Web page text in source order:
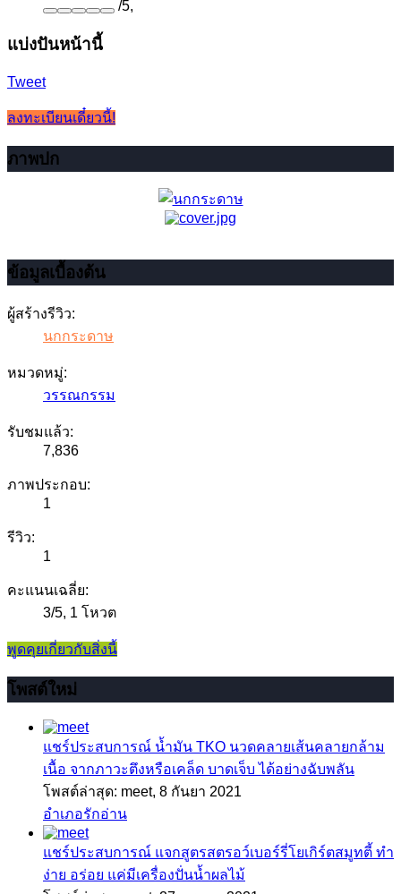
/5,
แบ่งปันหน้านี้
Tweet
ลงทะเบียนเดี๋ยวนี้!
ภาพปก
ข้อมูลเบื้องต้น
ผู้สร้างรีวิว:
นกกระดาษ
หมวดหมู่:
วรรณกรรม
รับชมแล้ว:
7,836
ภาพประกอบ:
1
รีวิว:
1
คะแนนเฉลี่ย:
3/5, 1 โหวต
พูดคุยเกี่ยวกับสิ่งนี้
โพสต์ใหม่
แชร์ประสบการณ์ น้ำมัน TKO นวดคลายเส้นคลายกล้าม
เนื้อ จากภาวะตึงหรือเคล็ด บาดเจ็บ ได้อย่างฉับพลัน
โพสต์ล่าสุด: meet, 8 กันยา 2021
อำเภอรักอ่าน
แชร์ประสบการณ์ แจกสูตรสตรอว์เบอร์รี่โยเกิร์ตสมูทตี้ ทำ
ง่าย อร่อย แค่มีเครื่องปั่นน้ำผลไม้